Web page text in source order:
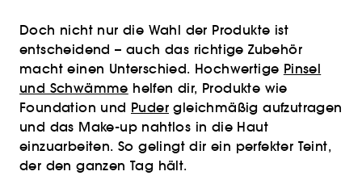
Doch nicht nur die Wahl der Produkte ist
entscheidend – auch das richtige Zubehör
macht einen Unterschied. Hochwertige Pinsel
und Schwämme helfen dir, Produkte wie
Foundation und Puder gleichmäßig aufzutragen
und das Make-up nahtlos in die Haut
einzuarbeiten. So gelingt dir ein perfekter Teint,
der den ganzen Tag hält.